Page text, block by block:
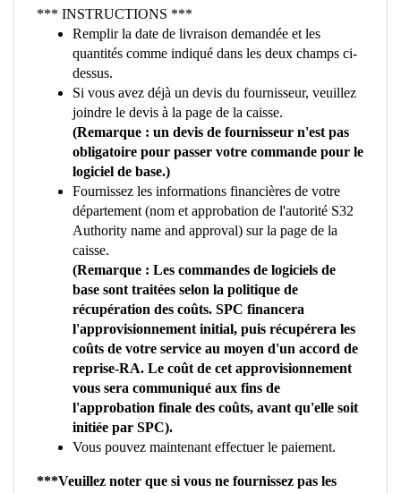
*** INSTRUCTIONS ***
Remplir la date de livraison demandée et les
quantités comme indiqué dans les deux champs ci-
dessus.
Si vous avez déjà un devis du fournisseur, veuillez
joindre le devis à la page de la caisse.
(Remarque : un devis de fournisseur n'est pas
obligatoire pour passer votre commande pour le
logiciel de base.)
Fournissez les informations financières de votre
département (nom et approbation de l'autorité S32
Authority name and approval) sur la page de la
caisse.
(Remarque : Les commandes de logiciels de
base sont traitées selon la politique de
récupération des coûts. SPC financera
l'approvisionnement initial, puis récupérera les
coûts de votre service au moyen d'un accord de
reprise-RA. Le coût de cet approvisionnement
vous sera communiqué aux fins de
l'approbation finale des coûts, avant qu'elle soit
initiée par SPC).
Vous pouvez maintenant effectuer le paiement.
***Veuillez noter que si vous ne fournissez pas les